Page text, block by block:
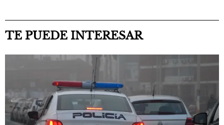
TE PUEDE INTERESAR